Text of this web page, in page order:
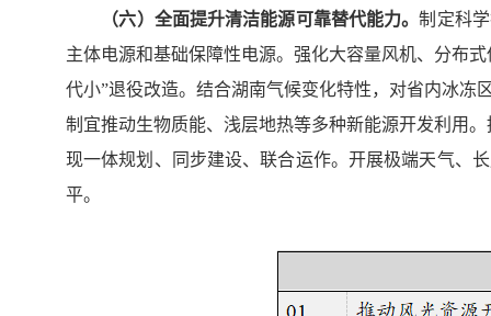
（六）全面提升清洁能源可靠替代能力。制定科
主体电源和基础保障性电源。强化大容量风机、分布
代小”退役改造。结合湖南气候变化特性，对省内冰
制宜推动生物质能、浅层地热等多种新能源开发利用
现一体规划、同步建设、联合运作。开展极端天气、
平。